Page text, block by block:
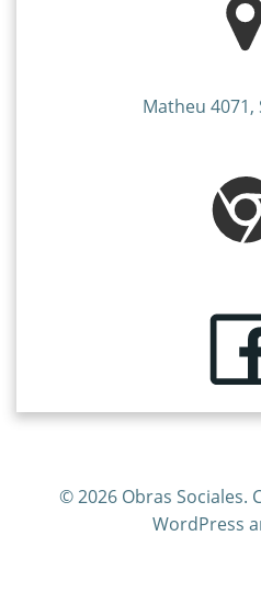
Matheu 4071,
© 2026 Obras Sociales.
WordPress